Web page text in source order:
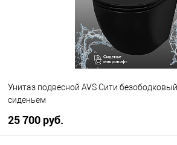
Унитаз подвесной AVS Сити
сиденьем
25 700 руб.